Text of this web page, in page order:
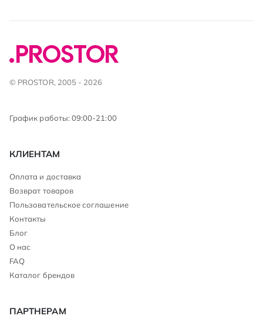
© PROSTOR, 2005 - 2026
График работы: 09:00-21:00
КЛИЕНТАМ
Оплата и доставка
Возврат товаров
Пользовательское соглашение
Контакты
Блог
О нас
FAQ
Каталог брендов
ПАРТНЕРАМ